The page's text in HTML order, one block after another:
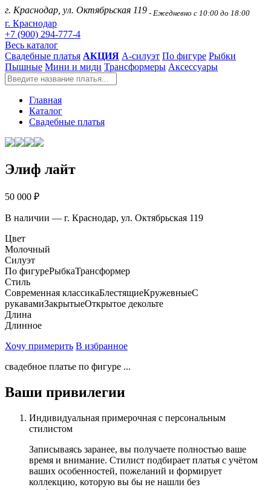
г. Краснодар, ул. Октябрьская 119 - Ежедневно с 10:00 до 18:00
г. Краснодар
+7 (900) 294-777-4
Весь каталог
Свадебные платья АКЦИЯ А-силуэт По фигуре Рыбки
Пышные Мини и миди Трансформеры Аксессуары
Главная
Каталог
Свадебные платья
Элиф лайт
50 000 ₽
В наличии — г. Краснодар, ул. Октябрьская 119
Цвет
Молочный
Силуэт
По фигуреРыбкаТрансформер
Стиль
Современная классикаБлестящиеКружевныеС
рукавамиЗакрытыеОткрытое декольте
Длина
Длинное
Хочу примерить В избранное
свадебное платье по фигуре ...
Ваши привилегии
Индивидуальная примерочная с персональным
стилистом
Записываясь заранее, вы получаете полностью ваше
время и внимание. Стилист подбирает платья с учётом
ваших особенностей, пожеланий и формирует
коллекцию, которую вы бы не нашли без